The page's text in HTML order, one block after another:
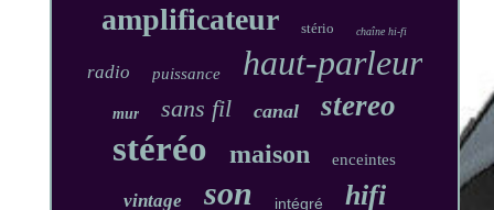
amplificateur stério chaîne hi-fi
radio puissance haut-parleur
mur sans fil canal stereo
stéréo maison enceintes
vintage son intégré hifi